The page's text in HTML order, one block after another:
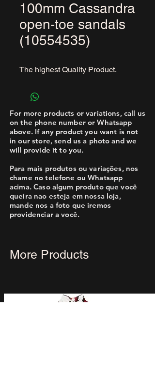
100mm Cassandra
open-toe sandals
(10554535)
The highest Quality Product.
For more products or variations, call us
on the phone number or Whatsapp
above. If any product you want is not
in our store, send us a photo and we
will provide it to you.
Para mais produtos ou variações, nos
chame no telefone ou Whatsapp
acima. Caso algum produto que você
queira nao esteja em nossa loja,
mande nos a foto que iremos
providenciar a você.
More Products